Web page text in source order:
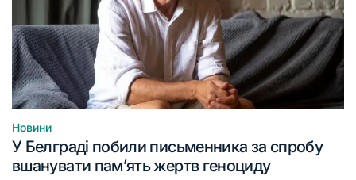
Опублікувати
у
Новини
У Белграді побили письменника за спробу
вшанувати пам’ять жертв геноциду